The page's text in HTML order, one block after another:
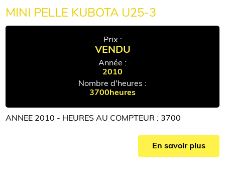
MINI PELLE KUBOTA U25-3
Prix :
VENDU
Année :
2010
Nombre d'heures :
3700heures
ANNEE 2010 - HEURES AU COMPTEUR : 3700
En savoir plus